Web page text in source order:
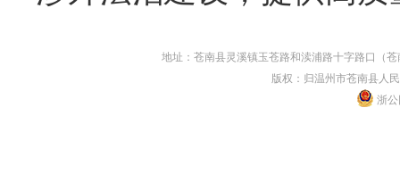
地址：苍南县灵溪镇玉苍路和渎浦路十字路口（
版权：归温州市苍南县人
浙公